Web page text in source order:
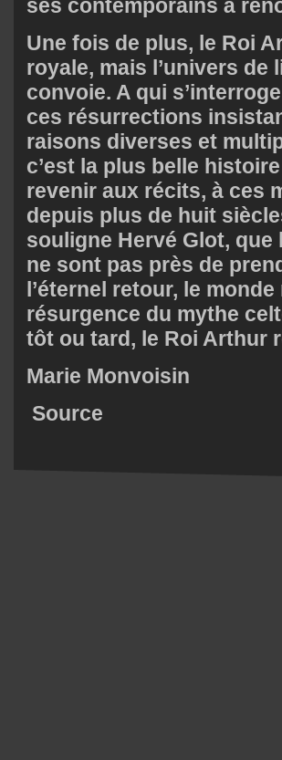
ses contemporains à
Une fois de plus, le Roi
royale, mais l’univers de
convoie. A qui
ces résurrections
raisons diverses et
c’est la plus belle
revenir aux récits, à ces
depuis plus de huit
souligne Hervé Glot,
ne sont pas près de
l’éternel retour, le
résurgence du mythe
tôt ou tard, le Roi Arthur
Marie Monvoisin
Source